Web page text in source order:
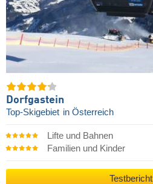
Dorfgastein
Top-Skigebiet in Österreich
Lifte und Bahnen
Familien und Kinder
Testbericht